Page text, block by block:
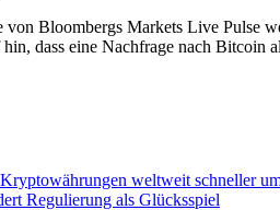
von Bloombergs Markets Live Pulse
dass eine Nachfrage nach Bitcoin
weltweit schneller
Regulierung als Glücksspiel